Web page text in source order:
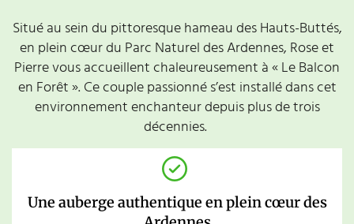
Situé au sein du pittoresque hameau des Hauts-Buttés,
en plein cœur du Parc Naturel des Ardennes, Rose et
Pierre vous accueillent chaleureusement à « Le Balcon
en Forêt ». Ce couple passionné s’est installé dans cet
environnement enchanteur depuis plus de trois
décennies.
Une auberge authentique en plein cœur des